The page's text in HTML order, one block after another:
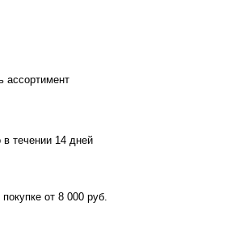
ассортимент
течении 14 дней
от 8 000 руб.